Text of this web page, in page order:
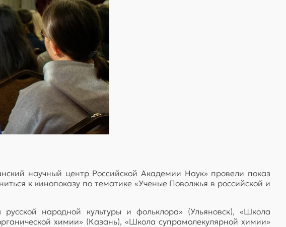
научный центр Российской Академии Наук» провели показ
к кинопоказу по тематике «Ученые Поволжья в российской и
народной культуры и фольклора» (Ульяновск), «Школа
химии» (Казань), «Школа супрамолекулярной химии»